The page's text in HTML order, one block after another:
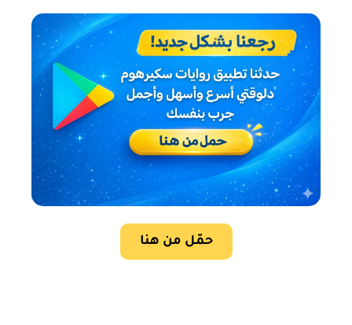
حمّل من هنا